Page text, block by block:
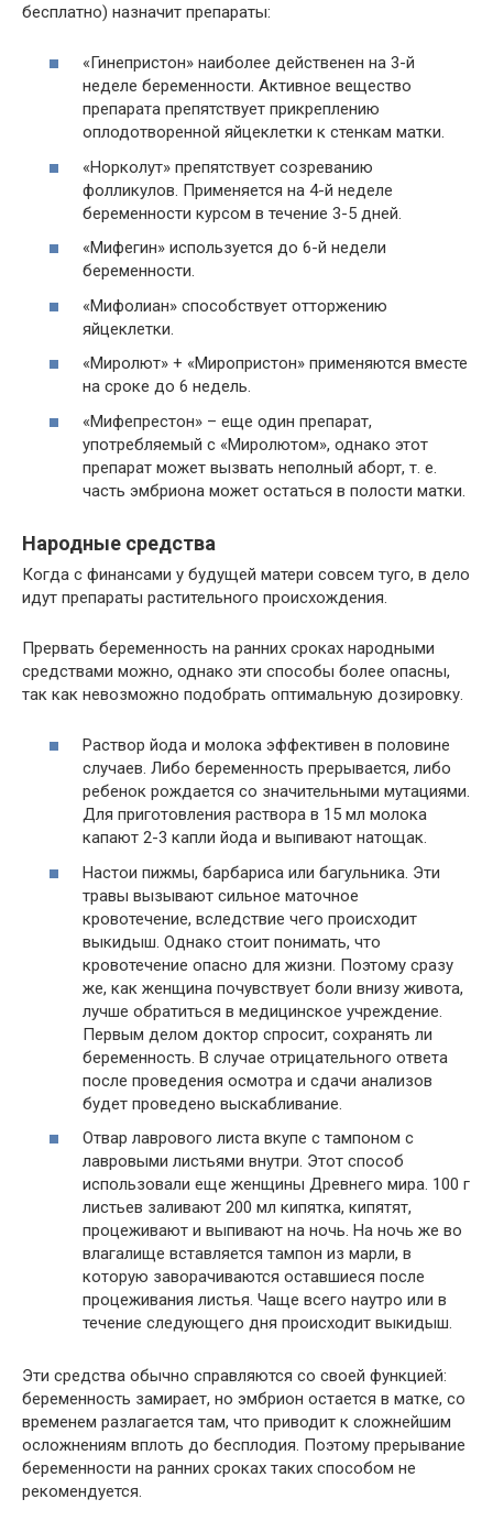
бесплатно) назначит препараты:
«Гинепристон» наиболее действенен на 3-й
неделе беременности. Активное вещество
препарата препятствует прикреплению
оплодотворенной яйцеклетки к стенкам матки.
«Норколут» препятствует созреванию
фолликулов. Применяется на 4-й неделе
беременности курсом в течение 3-5 дней.
«Мифегин» используется до 6-й недели
беременности.
«Мифолиан» способствует отторжению
яйцеклетки.
«Миролют» + «Миропристон» применяются вместе
на сроке до 6 недель.
«Мифепрестон» – еще один препарат,
употребляемый с «Миролютом», однако этот
препарат может вызвать неполный аборт, т. е.
часть эмбриона может остаться в полости матки.
Народные средства
Когда с финансами у будущей матери совсем туго, в дело
идут препараты растительного происхождения.
Прервать беременность на ранних сроках народными
средствами можно, однако эти способы более опасны,
так как невозможно подобрать оптимальную дозировку.
Раствор йода и молока эффективен в половине
случаев. Либо беременность прерывается, либо
ребенок рождается со значительными мутациями.
Для приготовления раствора в 15 мл молока
капают 2-3 капли йода и выпивают натощак.
Настои пижмы, барбариса или багульника. Эти
травы вызывают сильное маточное
кровотечение, вследствие чего происходит
выкидыш. Однако стоит понимать, что
кровотечение опасно для жизни. Поэтому сразу
же, как женщина почувствует боли внизу живота,
лучше обратиться в медицинское учреждение.
Первым делом доктор спросит, сохранять ли
беременность. В случае отрицательного ответа
после проведения осмотра и сдачи анализов
будет проведено выскабливание.
Отвар лаврового листа вкупе с тампоном с
лавровыми листьями внутри. Этот способ
использовали еще женщины Древнего мира. 100 г
листьев заливают 200 мл кипятка, кипятят,
процеживают и выпивают на ночь. На ночь же во
влагалище вставляется тампон из марли, в
которую заворачиваются оставшиеся после
процеживания листья. Чаще всего наутро или в
течение следующего дня происходит выкидыш.
Эти средства обычно справляются со своей функцией:
беременность замирает, но эмбрион остается в матке, со
временем разлагается там, что приводит к сложнейшим
осложнениям вплоть до бесплодия. Поэтому прерывание
беременности на ранних сроках таких способом не
рекомендуется.